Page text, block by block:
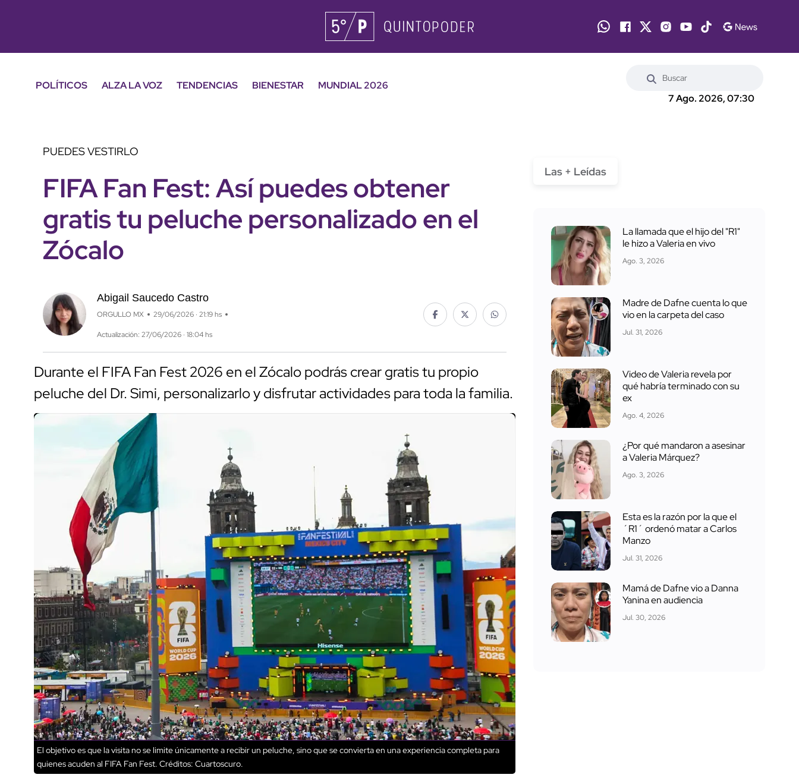
POLÍTICOS ALZA LA VOZ TENDENCIAS BIENESTAR
MUNDIAL 2026
7 Ago. 2026, 07:30
PUEDES VESTIRLO
FIFA Fan Fest: Así puedes obtener
gratis tu peluche personalizado en el
Zócalo
Abigail Saucedo Castro
ORGULLO MX 29/06/2026 · 21:19 hs
Actualización: 27/06/2026 · 18:04 hs
Durante el FIFA Fan Fest 2026 en el Zócalo podrás crear gratis tu propio
peluche del Dr. Simi, personalizarlo y disfrutar actividades para toda la familia.
El objetivo es que la visita no se limite únicamente a recibir un peluche, sino que se convierta en una experiencia completa para
quienes acuden al FIFA Fan Fest. Créditos: Cuartoscuro.
Las + Leídas
La llamada que el hijo del "R1"
le hizo a Valeria en vivo
Ago. 3, 2026
Madre de Dafne cuenta lo que
vio en la carpeta del caso
Jul. 31, 2026
Video de Valeria revela por
qué habría terminado con su
ex
Ago. 4, 2026
¿Por qué mandaron a asesinar
a Valeria Márquez?
Ago. 3, 2026
Esta es la razón por la que el
´R1´ ordenó matar a Carlos
Manzo
Jul. 31, 2026
Mamá de Dafne vio a Danna
Yanina en audiencia
Jul. 30, 2026